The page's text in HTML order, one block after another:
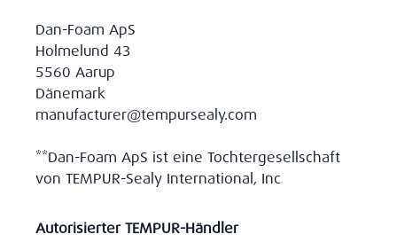
Dan-Foam ApS
Holmelund 43
5560 Aarup
Dänemark
manufacturer@tempursealy.com
**Dan-Foam ApS ist eine Tochtergesellschaft
von TEMPUR-Sealy International, Inc
Autorisierter TEMPUR-Händler